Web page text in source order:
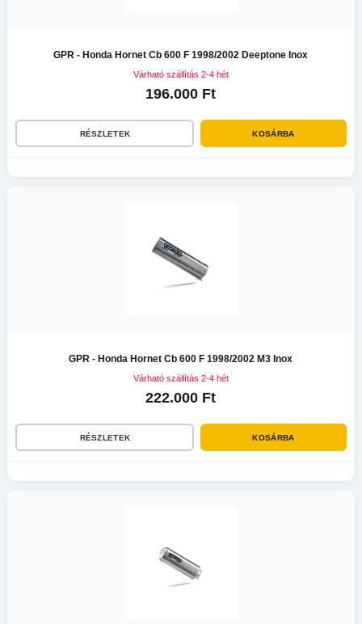
GPR - Honda Hornet Cb 600 F 1998/2002 Deeptone Inox
Várható szállítás 2-4 hét
196.000 Ft
RÉSZLETEK KOSÁRBA
GPR - Honda Hornet Cb 600 F 1998/2002 M3 Inox
Várható szállítás 2-4 hét
222.000 Ft
RÉSZLETEK KOSÁRBA